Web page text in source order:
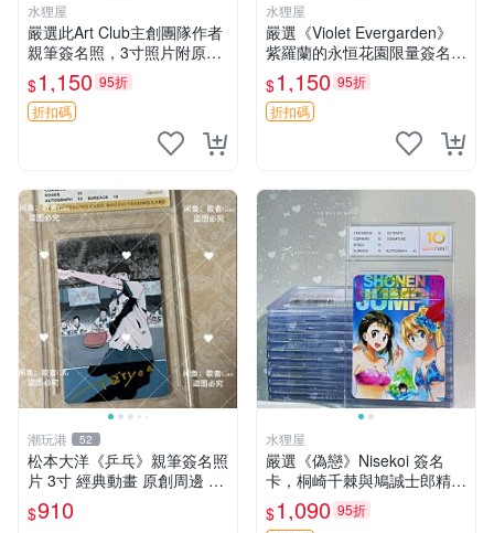
水狸屋
嚴選此Art Club主創團隊作者
親筆簽名照，3寸照片附原裝
卡磚。收藏級面簽照，適合藝
術愛好者收藏與展示。 3寸
簽名 照片
$1,150 95折
折扣碼
水狸屋
嚴選《Violet Evergarden》
紫羅蘭的永恒花園限量簽名
卡，3寸帶原裝卡磚 日本中古
收藏推薦 薇爾莉特 曜佳奈 筆
記本
$1,150 95折
折扣碼
潮玩港 52
松本大洋《乒乓》親筆簽名照
片 3寸 經典動畫 原創周邊 經
典動漫 周邊收藏 照片卡磚
$910
水狸屋
嚴選《偽戀》Nisekoi 簽名
卡，桐崎千棘與鳩誠士郎精美
周邊，3寸日版中古帶原裝卡
磚，國內直郵 偽戀 Nisekoi
$1,090 95折